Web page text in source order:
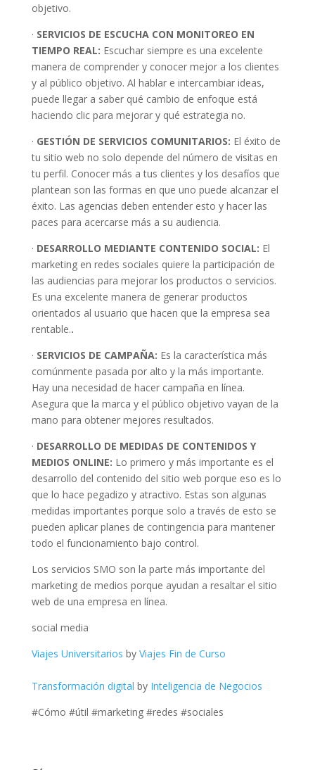
objetivo.
· SERVICIOS DE ESCUCHA CON MONITOREO EN
TIEMPO REAL: Escuchar siempre es una excelente
manera de comprender y conocer mejor a los clientes
y al público objetivo. Al hablar e intercambiar ideas,
puede llegar a saber qué cambio de enfoque está
haciendo clic para mejorar y qué estrategia no.
· GESTIÓN DE SERVICIOS COMUNITARIOS: El éxito de
tu sitio web no solo depende del número de visitas en
tu perfil. Conocer más a tus clientes y los desafíos que
plantean son las formas en que uno puede alcanzar el
éxito. Las agencias deben entender esto y hacer las
paces para acercarse más a su audiencia.
· DESARROLLO MEDIANTE CONTENIDO SOCIAL: El
marketing en redes sociales quiere la participación de
las audiencias para mejorar los productos o servicios.
Es una excelente manera de generar productos
orientados al usuario que hacen que la empresa sea
rentable..
· SERVICIOS DE CAMPAÑA: Es la característica más
comúnmente pasada por alto y la más importante.
Hay una necesidad de hacer campaña en línea.
Asegura que la marca y el público objetivo vayan de la
mano para obtener mejores resultados.
· DESARROLLO DE MEDIDAS DE CONTENIDOS Y
MEDIOS ONLINE: Lo primero y más importante es el
desarrollo del contenido del sitio web porque eso es lo
que lo hace pegadizo y atractivo. Estas son algunas
medidas importantes porque solo a través de esto se
pueden aplicar planes de contingencia para mantener
todo el funcionamiento bajo control.
Los servicios SMO son la parte más importante del
marketing de medios porque ayudan a resaltar el sitio
web de una empresa en línea.
social media
Viajes Universitarios by Viajes Fin de Curso
Transformación digital by Inteligencia de Negocios
#Cómo #útil #marketing #redes #sociales